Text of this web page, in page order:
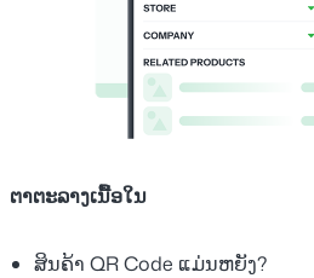
ຕາຕະລາງເນື້ອໃນ
ສິນຄ້າ QR Code ແມ່ນຫຍັງ?